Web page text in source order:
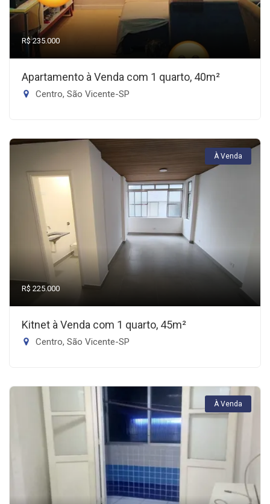
R$ 235.000
Apartamento à Venda com 1 quarto, 40m²
Centro, São Vicente-SP
À Venda
R$ 225.000
Kitnet à Venda com 1 quarto, 45m²
Centro, São Vicente-SP
À Venda